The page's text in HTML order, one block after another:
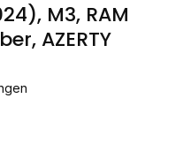
M3, RAM
AZERTY